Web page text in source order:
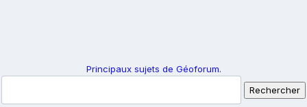
Principaux sujets de Géoforum.